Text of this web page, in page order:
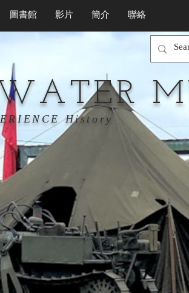
圖書館 影片 簡介 聯絡
History